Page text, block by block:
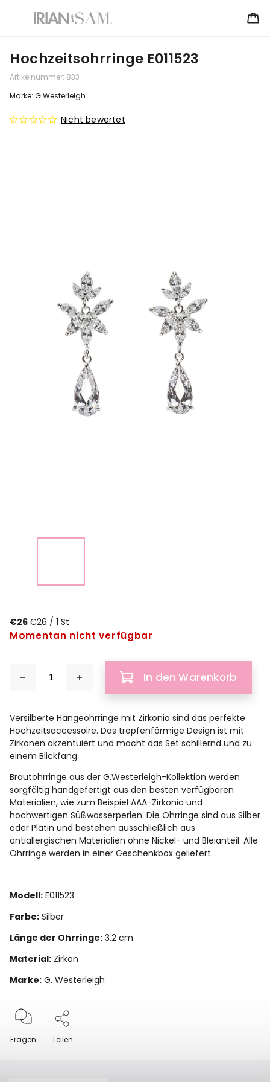
Hochzeitsohrringe E011523
Artikelnummer: 833
Nicht bewertet
Marke: G.Westerleigh
€26€26 / 1 St
Momentan nicht verfügbar
In den Warenkorb
Versilberte Hängeohrringe mit Zirkonia sind das perfekte
Hochzeitsaccessoire. Das tropfenförmige Design ist mit
Zirkonen akzentuiert und macht das Set schillernd und zu
einem Blickfang.
Brautohrringe aus der G.Westerleigh-Kollektion werden
sorgfältig handgefertigt aus den besten verfügbaren
Materialien, wie zum Beispiel AAA-Zirkonia und
hochwertigen Süßwasserperlen. Die Ohrringe sind aus Silber
oder Platin und bestehen ausschließlich aus
antiallergischen Materialien ohne Nickel- und Bleianteil. Alle
Ohrringe werden in einer Geschenkbox geliefert.
Modell: E011523
Farbe: Silber
Länge der Ohrringe: 3,2 cm
Material: Zirkon
Marke: G. Westerleigh
Fragen Teilen